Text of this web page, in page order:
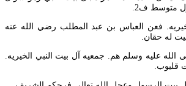
متوسط ف2.
فعن العباس بن عبد المطلب رضي الله عنه
له حقان.
الله عليه وسلم هم. جمعيه آل بيت النبي الخيريه.
قليوب.